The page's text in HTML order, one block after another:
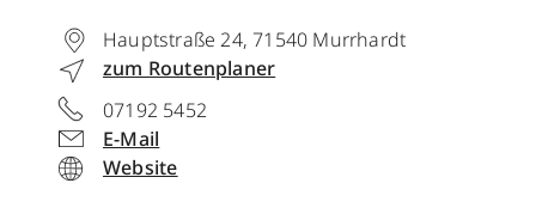
Hauptstraße 24, 71540 Murrhardt
zum Routenplaner
07192 5452
E-Mail
Website